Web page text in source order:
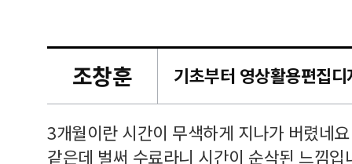
조창훈
3개월이란 시간이 무색하게 지나가 버렸네
같은데 벌써 수료라니 시간이 순삭된 느낌